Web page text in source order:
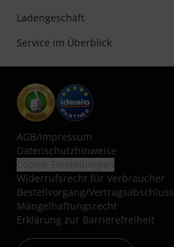
Ladengeschäft
Service im Überblick
AGB/Impressum
Datenschutzhinweise
Widerrufsrecht für Verbraucher
Bestellvorgang/Vertragsabschluss
Mängelhaftungsrecht
Erklärung zur Barrierefreiheit